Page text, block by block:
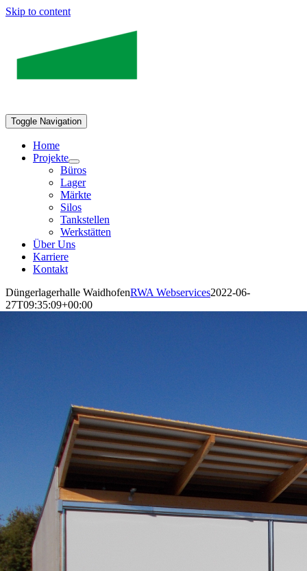
Skip to content
Toggle Navigation
Home
Projekte
Büros
Lager
Märkte
Silos
Tankstellen
Werkstätten
Über Uns
Karriere
Kontakt
Düngerlagerhalle WaidhofenRWA Webservices2022-06-
27T09:35:09+00:00